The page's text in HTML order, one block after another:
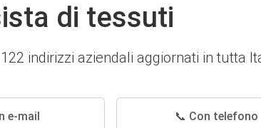
di tessuti
indirizzi aziendali aggiornati in tutta
e-mail 📞 Con telefono